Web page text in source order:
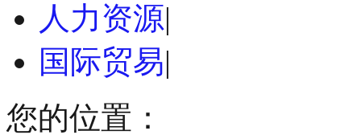
人力资源|
国际贸易|
您的位置：